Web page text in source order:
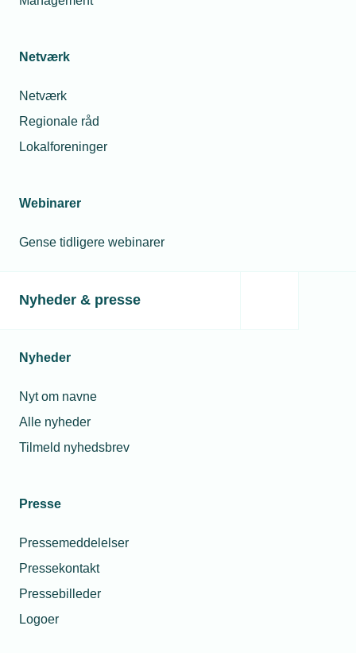
Netværk
Netværk
Regionale råd
Lokalforeninger
Webinarer
Gense tidligere webinarer
Nyheder & presse
Nyheder
Nyt om navne
Alle nyheder
Tilmeld nyhedsbrev
Presse
Pressemeddelelser
Pressekontakt
Pressebilleder
Logoer
Relaterede nyheder
fast mand
nyt finanslovsforslag